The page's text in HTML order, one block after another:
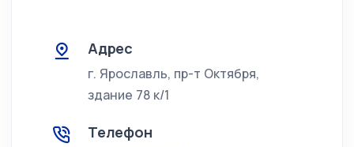
Адрес
г. Ярославль, пр-т Октября,
здание 78 к/1
Телефон